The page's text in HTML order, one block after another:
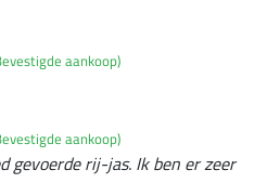
aankoop)
aankoop)
gevoerde rij-jas. Ik ben er zeer